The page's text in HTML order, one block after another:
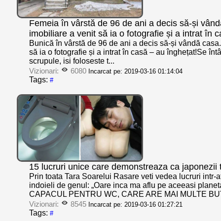
Femeia în vârstă de 96 de ani a decis să-și
imobiliare a venit să ia o fotografie și a intrat în
Bunică în vârstă de 96 de ani a decis să-și vândă
să ia o fotografie și a intrat în casă – au înghețat!Se
scrupule, isi foloseste t...
Vizionari:
6080 Incarcat pe: 2019-03-16 01:14:04
Tags: #
15 lucruri unice care demonstreaza ca japonezii
Prin toata Tara Soarelui Rasare veti vedea lucruri intr-
indoieli de genul: „Oare inca ma aflu pe aceeasi
CAPACUL PENTRU WC, CARE ARE MAI MULTE
Vizionari:
8545 Incarcat pe: 2019-03-16 01:27:21
Tags: #